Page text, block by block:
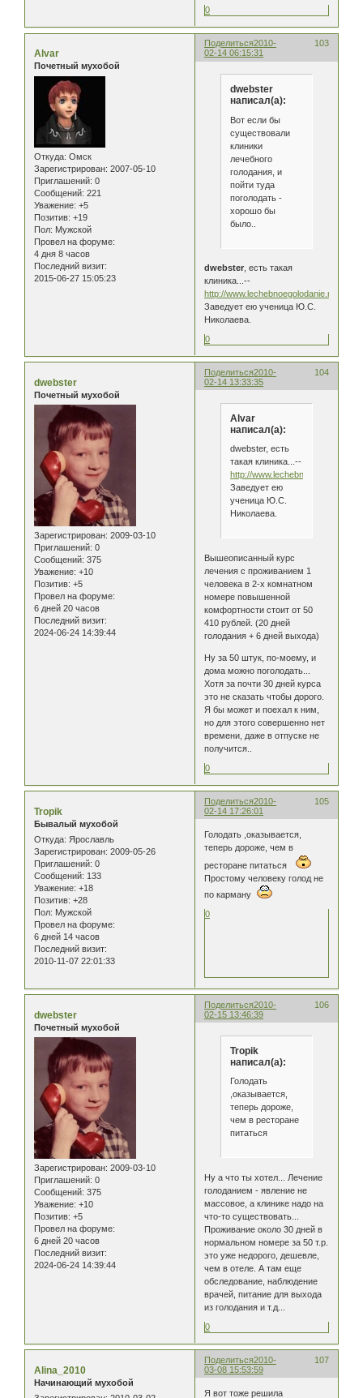
0
Поделиться 103
2010-
02-14 06:15:31
Alvar
Почетный мухобой
Откуда: Омск
Зарегистрирован: 2007-05-10
Приглашений: 0
Сообщений: 221
Уважение: +5
Позитив: +19
Пол: Мужской
Провел на форуме:
4 дня 8 часов
Последний визит:
2015-06-27 15:05:23
dwebster
написал(а):
Вот если бы
существовали
клиники
лечебного
голодания, и
пойти туда
поголодать -
хорошо бы
было..
dwebster , есть такая
клиника...--
http://www.lechebnoegolodanie.ru/
Заведует ею ученица Ю.С.
Николаева.
0
Поделиться 104
2010-
02-14 13:33:35
dwebster
Почетный мухобой
Зарегистрирован: 2009-03-10
Приглашений: 0
Сообщений: 375
Уважение: +10
Позитив: +5
Провел на форуме:
6 дней 20 часов
Последний визит:
2024-06-24 14:39:44
Alvar
написал(а):
dwebster, есть
такая клиника...--
http://www.lechebnoegolodanie.ru/
Заведует ею
ученица Ю.С.
Николаева.
Вышеописанный курс
лечения с проживанием 1
человека в 2-х комнатном
номере повышенной
комфортности стоит от 50
410 рублей. (20 дней
голодания + 6 дней выхода)
Ну за 50 штук, по-моему, и
дома можно поголодать...
Хотя за почти 30 дней курса
это не сказать чтобы дорого.
Я бы может и поехал к ним,
но для этого совершенно нет
времени, даже в отпуске не
получится..
0
Поделиться 105
2010-
02-14 17:26:01
Tropik
Бывалый мухобой
Откуда: Ярославль
Зарегистрирован: 2009-05-26
Приглашений: 0
Сообщений: 133
Уважение: +18
Позитив: +28
Пол: Мужской
Провел на форуме:
6 дней 14 часов
Последний визит:
2010-11-07 22:01:33
Голодать ,оказывается,
теперь дороже, чем в
ресторане питаться
Простому человеку голод не
по карману
0
Поделиться 106
2010-
02-15 13:46:39
dwebster
Почетный мухобой
Зарегистрирован: 2009-03-10
Приглашений: 0
Сообщений: 375
Уважение: +10
Позитив: +5
Провел на форуме:
6 дней 20 часов
Последний визит:
2024-06-24 14:39:44
Tropik
написал(а):
Голодать
,оказывается,
теперь дороже,
чем в ресторане
питаться
Ну а что ты хотел... Лечение
голоданием - явление не
массовое, а клинике надо на
что-то существовать...
Проживание около 30 дней в
нормальном номере за 50 т.р.
это уже недорого, дешевле,
чем в отеле. А там еще
обследование, наблюдение
врачей, питание для выхода
из голодания и т.д...
0
Поделиться 107
2010-
03-08 15:53:59
Alina_2010
Начинающий мухобой
Я вот тоже решила